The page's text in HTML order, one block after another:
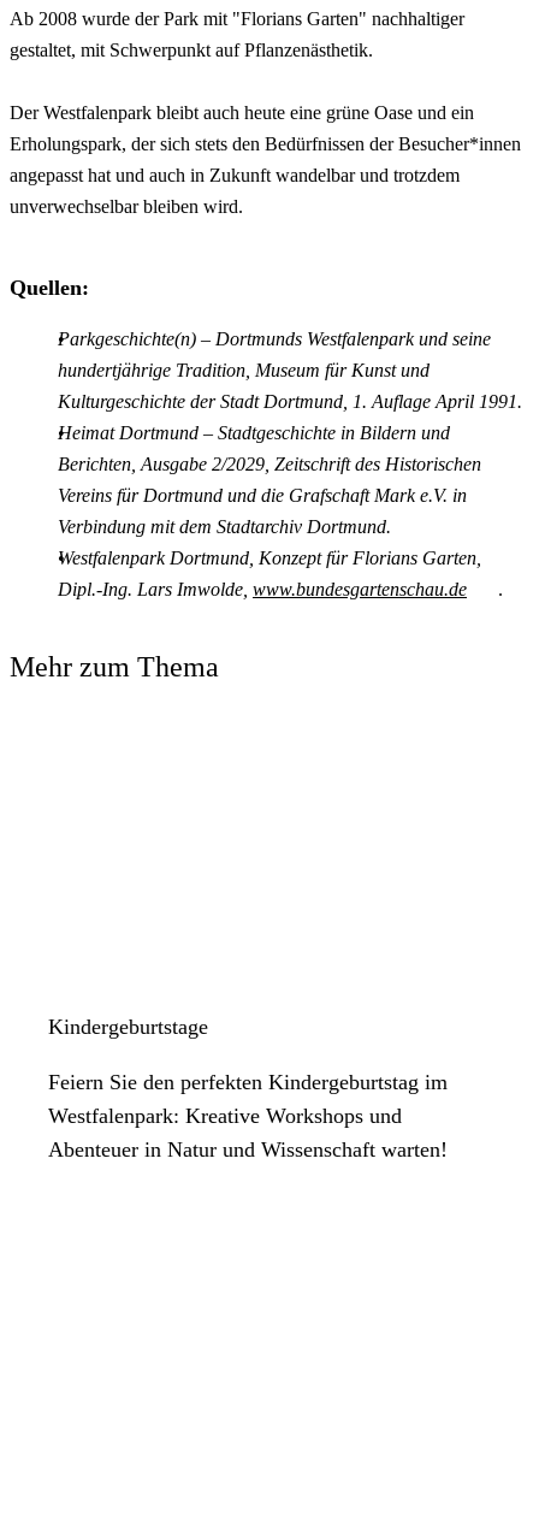
Ab 2008 wurde der Park mit "Florians Garten" nachhaltiger
gestaltet, mit Schwerpunkt auf Pflanzenästhetik.
Der Westfalenpark bleibt auch heute eine grüne Oase und ein
Erholungspark, der sich stets den Bedürfnissen der Besucher*innen
angepasst hat und auch in Zukunft wandelbar und trotzdem
unverwechselbar bleiben wird.
Quellen:
Parkgeschichte(n) – Dortmunds Westfalenpark und seine
hundertjährige Tradition, Museum für Kunst und
Kulturgeschichte der Stadt Dortmund, 1. Auflage April 1991.
Heimat Dortmund – Stadtgeschichte in Bildern und
Berichten, Ausgabe 2/2029, Zeitschrift des Historischen
Vereins für Dortmund und die Grafschaft Mark e.V. in
Verbindung mit dem Stadtarchiv Dortmund.
Westfalenpark Dortmund, Konzept für Florians Garten,
Dipl.-Ing. Lars Imwolde, www.bundesgartenschau.de .
Mehr zum Thema
Kindergeburtstage
Feiern Sie den perfekten Kindergeburtstag im
Westfalenpark: Kreative Workshops und
Abenteuer in Natur und Wissenschaft warten!